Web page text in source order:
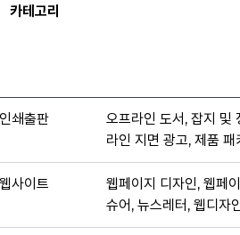
카테고리
인쇄출판
오프라인 도서, 잡지 및
라인 지면 광고, 제품
웹사이트
웹페이지 디자인, 웹페
슈어, 뉴스레터, 웹디자